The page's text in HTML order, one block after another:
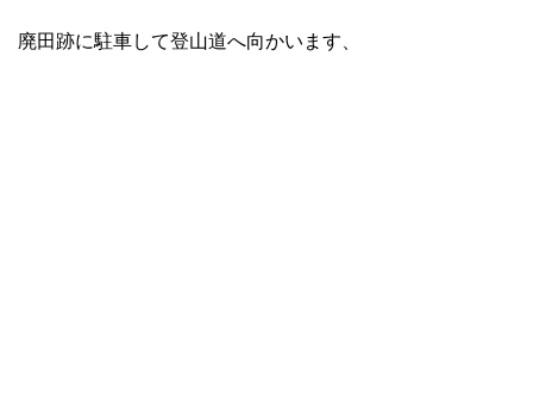
廃田跡に駐車して登山道へ向かいます、